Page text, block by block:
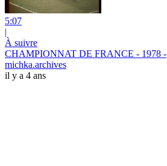
5:07
|
À suivre
CHAMPIONNAT DE FRANCE - 1978 -
michka.archives
il y a 4 ans